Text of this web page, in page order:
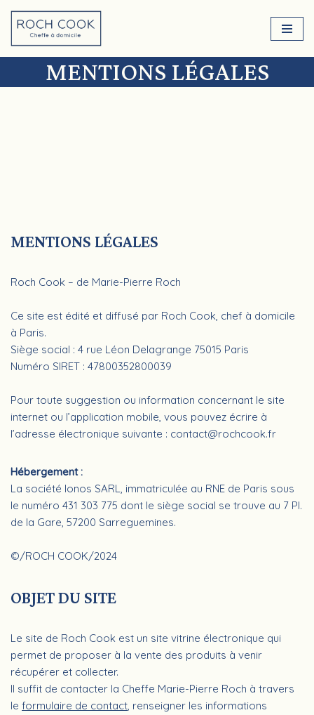
Aller
au
contenuMENTIONS LÉGALES
MENTIONS LÉGALES
Roch Cook – de Marie-Pierre Roch
Ce site est édité et diffusé par Roch Cook, chef à domicile
à Paris.
Siège social : 4 rue Léon Delagrange 75015 Paris
Numéro SIRET : 47800352800039
Pour toute suggestion ou information concernant le site
internet ou l’application mobile, vous pouvez écrire à
l’adresse électronique suivante : contact@rochcook.fr
Hébergement :
La société Ionos SARL, immatriculée au RNE de Paris sous
le numéro 431 303 775 dont le siège social se trouve au 7 Pl.
de la Gare, 57200 Sarreguemines.
©/ROCH COOK/2024
OBJET DU SITE
Le site de Roch Cook est un site vitrine électronique qui
permet de proposer à la vente des produits à venir
récupérer et collecter.
Il suffit de contacter la Cheffe Marie-Pierre Roch à travers
le formulaire de contact, renseigner les informations